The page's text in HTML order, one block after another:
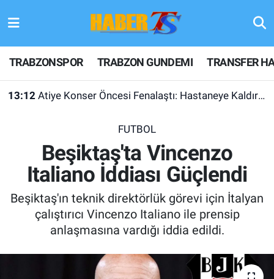
TRABZONSPOR TRABZON GUNDEMI TRANSFER
13:12 Atiye Konser Öncesi Fenalaştı: Hastaneye Kaldırıldı
FUTBOL
Beşiktaş'ta Vincenzo
Italiano İddiası Güçlendi
Beşiktaş'ın teknik direktörlük görevi için İtalyan
çalıştırıcı Vincenzo Italiano ile prensip
anlaşmasına vardığı iddia edildi.
TRABZONSPOR
TRABZON GUNDEMI
KULİS MEYDANI
1461 TRABZON
FUTBOL
Hava Durumu
Trafik Durumu
Son Dakika Haberleri
Haber Arşivi